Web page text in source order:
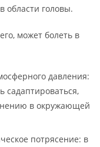
области головы.
может болеть в
давления:
садаптироваться,
в окружающей
потрясение: в